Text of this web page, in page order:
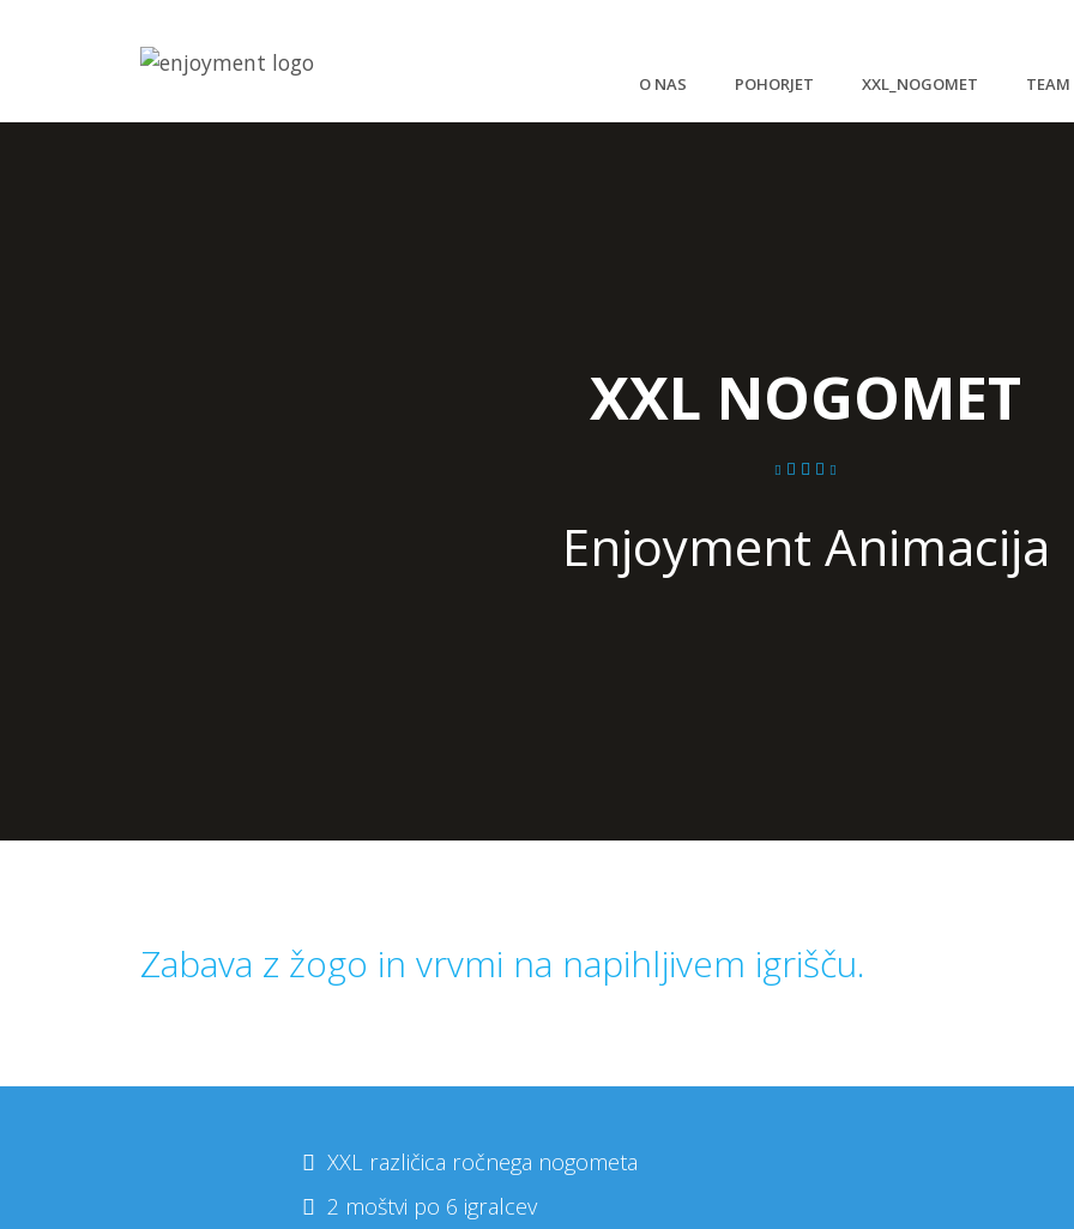
O NAS POHORJET XXL_NOGOMET
XXL NOGOMET
Enjoyment Animacija
Zabava z žogo in vrvmi na napihljivem igrišču.
XXL različica ročnega nogometa
2 moštvi po 6 igralcev